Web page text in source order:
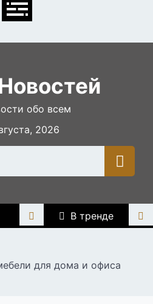
обо всем
2026
В тренде
для дома и офиса